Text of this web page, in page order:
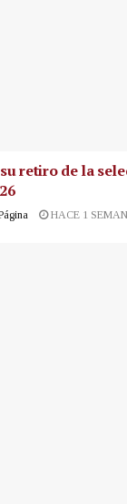
retiro de la
HACE 1